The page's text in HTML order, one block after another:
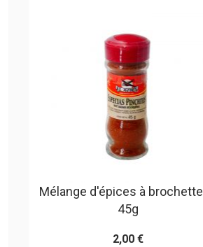
Mélange d'épices à
45g
2,00 €